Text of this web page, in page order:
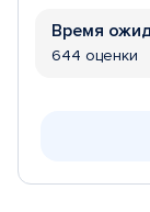
Время
644 оценки